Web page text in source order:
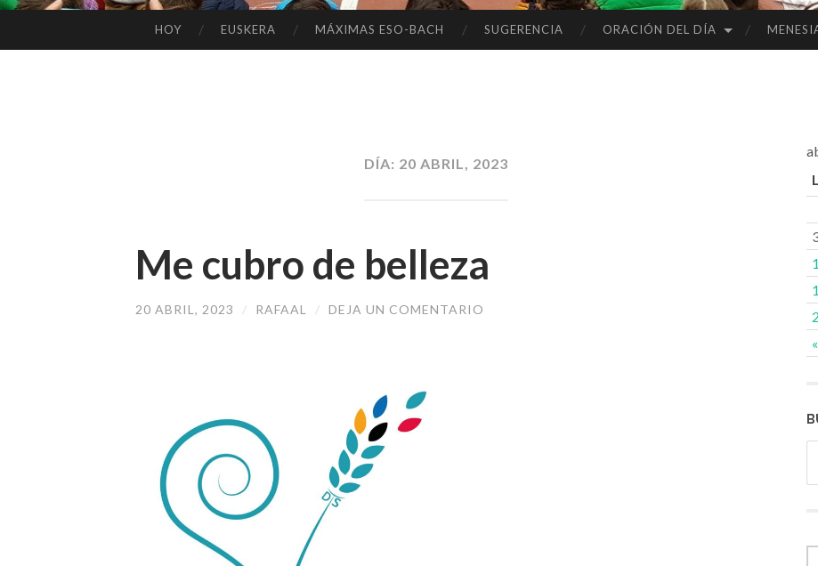
AL
HOY EUSKERA MÁXIMAS ESO-BACH SUGERENCIA ORACIÓN DEL DÍA
DÍA: 20 ABRIL, 2023
Me cubro de belleza
20 ABRIL, 2023 / RAFAAL / DEJA UN COMENTARIO
L